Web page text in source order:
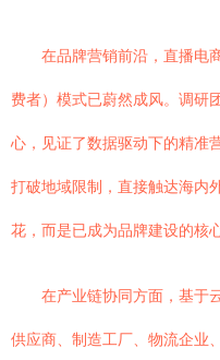
在品牌营销前沿，直播电
费者）模式已蔚然成风。调研
心，见证了数据驱动下的精准
打破地域限制，直接触达海内
花，而是已成为品牌建设的核
在产业链协同方面，基于
供应商、制造工厂、物流企业